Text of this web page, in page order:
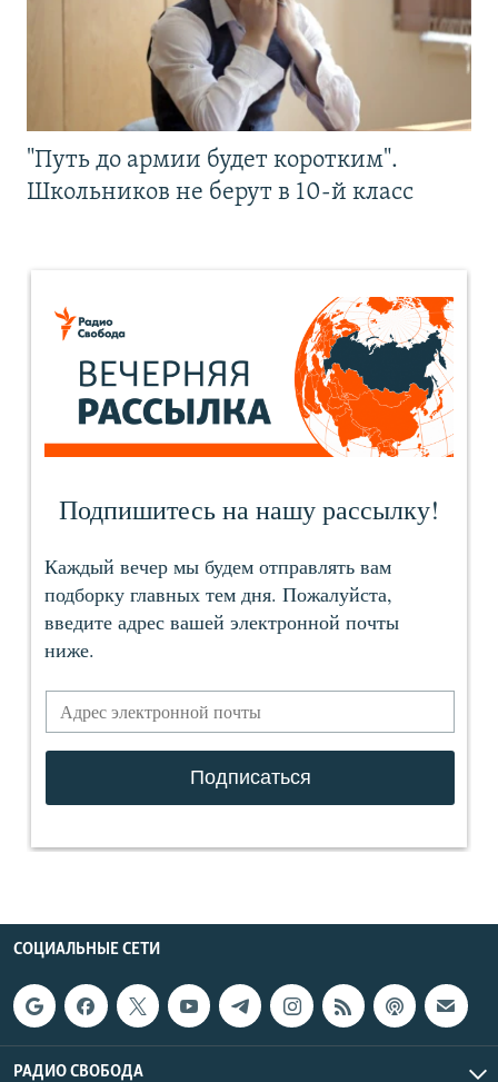
"Путь до армии будет коротким".
Школьников не берут в 10-й класс
СОЦИАЛЬНЫЕ СЕТИ
РАДИО СВОБОДА